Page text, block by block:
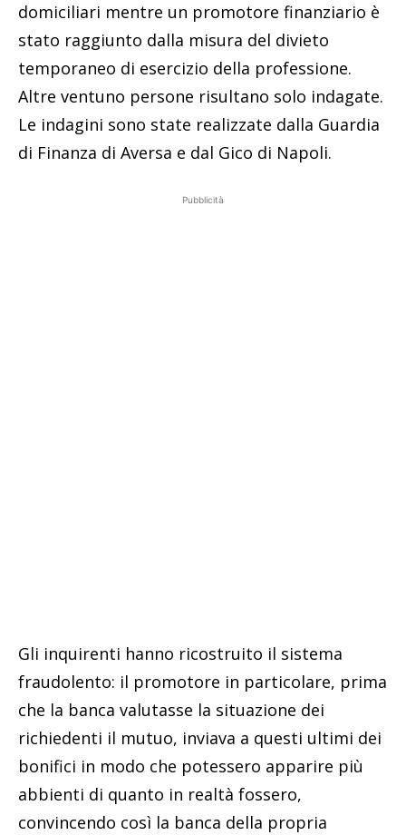
domiciliari mentre un promotore finanziario è
stato raggiunto dalla misura del divieto
temporaneo di esercizio della professione.
Altre ventuno persone risultano solo indagate.
Le indagini sono state realizzate dalla Guardia
di Finanza di Aversa e dal Gico di Napoli.
Pubblicità
Gli inquirenti hanno ricostruito il sistema
fraudolento: il promotore in particolare, prima
che la banca valutasse la situazione dei
richiedenti il mutuo, inviava a questi ultimi dei
bonifici in modo che potessero apparire più
abbienti di quanto in realtà fossero,
convincendo così la banca della propria